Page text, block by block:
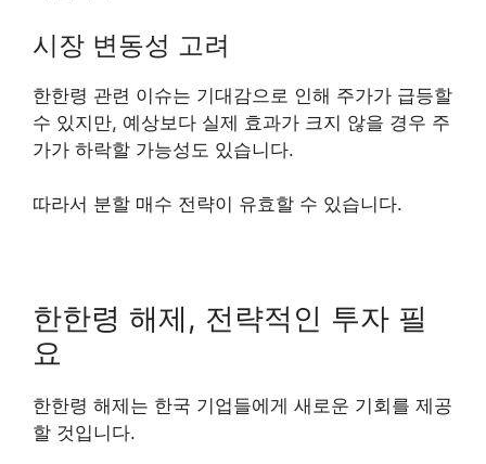
시장 변동성 고려
한한령 관련 이슈는 기대감으로 인해 주가가 급등할
수 있지만, 예상보다 실제 효과가 크지 않을 경우 주
가가 하락할 가능성도 있습니다.
따라서 분할 매수 전략이 유효할 수 있습니다.
한한령 해제, 전략적인 투자 필
요
한한령 해제는 한국 기업들에게 새로운 기회를 제공
할 것입니다.